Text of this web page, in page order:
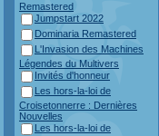
Remastered
Jumpstart 2022
Dominaria Remastered
L'Invasion des Machines
Légendes du Multivers
Invités d'honneur
Les hors-la-loi de
Croisetonnerre : Dernières
Nouvelles
Les hors-la-loi de